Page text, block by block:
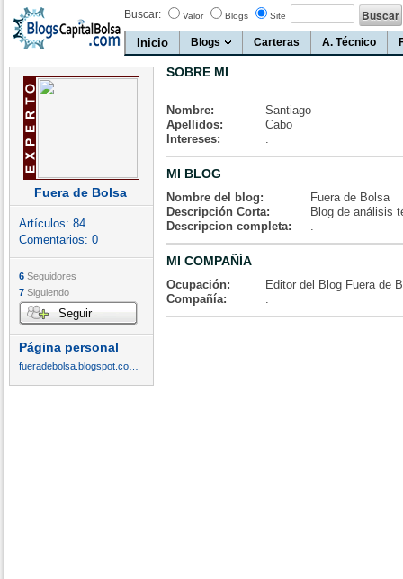
Buscar: Valor Blogs Site
Inicio Blogs Carteras A. Técnico
Fuera de Bolsa
Artículos: 84
Comentarios: 0
6 Seguidores
7 Siguiendo
Seguir
Página personal
SOBRE MI
Nombre:
Santiago
Apellidos:
Cabo
Intereses:
.
MI BLOG
Nombre del blog:
Fuera de Bolsa
Descripción Corta:
Blog de análisis
Descripcion completa:
.
MI COMPAÑÍA
Ocupación:
Editor del Blog Fuera de
Compañía:
.